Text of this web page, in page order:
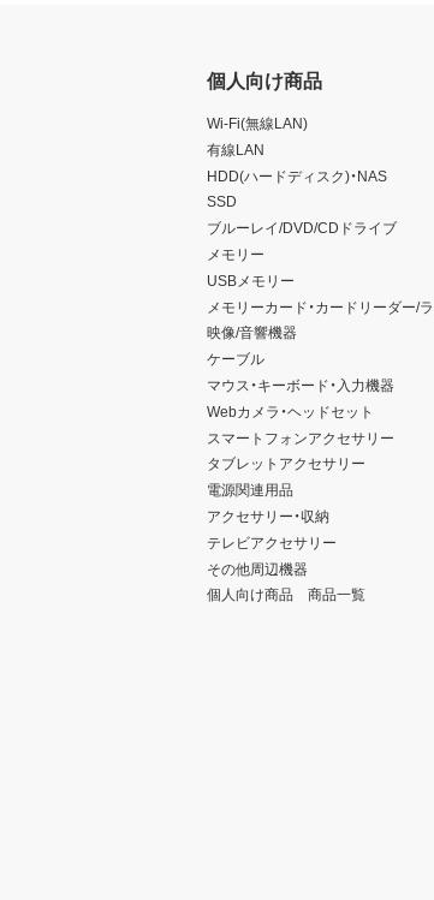
個人向け商品
Wi-Fi(無線LAN)
有線LAN
HDD(ハードディスク)・NAS
SSD
ブルーレイ/DVD/CDドライブ
メモリー
USBメモリー
メモリーカード・カードリーダー/
映像/音響機器
ケーブル
マウス・キーボード・入力機器
Webカメラ・ヘッドセット
スマートフォンアクセサリー
タブレットアクセサリー
電源関連用品
アクセサリー・収納
テレビアクセサリー
その他周辺機器
個人向け商品 商品一覧